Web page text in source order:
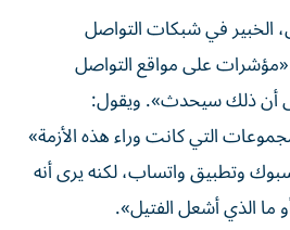
الخبير في شبكات التواصل
«مؤشرات على مواقع التواصل
أن ذلك سيحدث». ويقول:
التي كانت وراء هذه الأزمة»
وتطبيق واتساب، لكنه يرى أنه
الذي أشعل الفتيل».